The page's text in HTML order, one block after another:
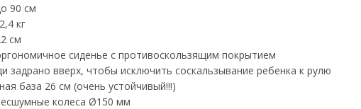
90 см
кг
см
сиденье с противоскользящим покрытием
задрано вверх, чтобы исключить соскальзывание ребенка к рулю
база 26 см (очень устойчивый!!!)
колеса Ø150 мм